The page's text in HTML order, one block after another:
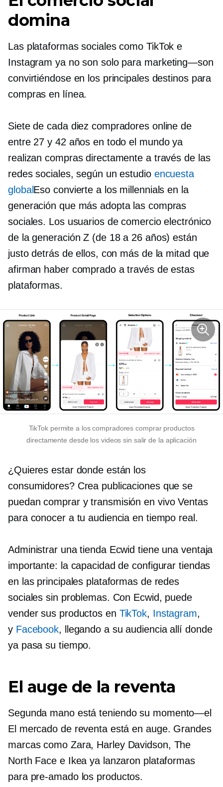
domina
Las plataformas sociales como TikTok e
Instagram ya no son solo para marketing—son
convirtiéndose en los principales destinos para
compras en línea.
Siete de cada diez compradores online de
entre 27 y 42 años en todo el mundo ya
realizan compras directamente a través de las
redes sociales, según un estudio encuesta
globalEso convierte a los millennials en la
generación que más adopta las compras
sociales. Los usuarios de comercio electrónico
de la generación Z (de 18 a 26 años) están
justo detrás de ellos, con más de la mitad que
afirman haber comprado a través de estas
plataformas.
TikTok permite a los compradores comprar productos
directamente desde los videos sin salir de la aplicación
¿Quieres estar donde están los
consumidores? Crea publicaciones que se
puedan comprar ytransmisión en vivoVentas
para conocer a tu audiencia en tiempo real.
Administrar una tienda Ecwid tiene una ventaja
importante: la capacidad de configurar tiendas
en las principales plataformas de redes
sociales sin problemas. Con Ecwid, puede
vender sus productos en TikTok, Instagram,
y Facebook, llegando a su audiencia allí donde
ya pasa su tiempo.
El auge de la reventa
Segunda manoestá teniendo su momento—el
El mercado de reventa está en auge. Grandes
marcas como Zara, Harley Davidson, The
North Face e Ikea ya lanzaron plataformas
para pre-amadolos productos.